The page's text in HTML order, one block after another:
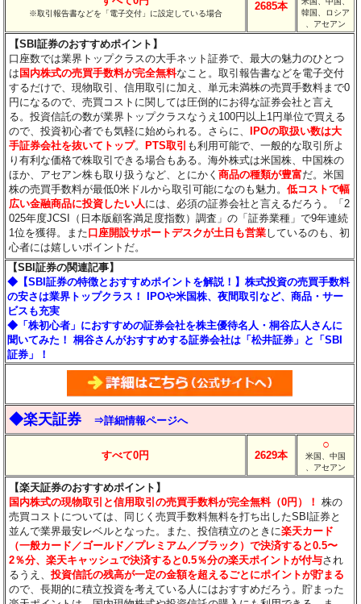
※取引報告書などを「電子交付」に設定している場合
2685本
韓国、ロシア
、アセアン
【SBI証券のおすすめポイント】
口座数では業界トップクラスの大手ネット証券で、最大の魅力のひとつ
は国内株式の売買手数料が完全無料なこと。取引報告書などを電子交付
するだけで、現物取引、信用取引に加え、単元未満株の売買手数料まで0
円になるので、売買コストに関しては圧倒的にお得な証券会社と言え
る。投資信託の数が業界トップクラスなうえ100円以上1円単位で買える
ので、投資初心者でも気軽に始められる。さらに、IPOの取扱い数は大
手証券会社を抜いてトップ。PTS取引 も利用可能で、一般的な取引所よ
り有利な価格で株取引できる場合もある。海外株式は米国株、中国株の
ほか、アセアン株も取り扱うなど、とにかく商品の種類が豊富だ。米国
株の売買手数料が最低0米ドルから取引可能になのも魅力。低コストで幅
広い金融商品に投資したい人 には、必須の証券会社と言えるだろう。「2
025年度JCSI（日本版顧客満足度指数）調査」の「証券業種」で9年連続
1位を獲得。また口座開設サポートデスクが土日も営業しているのも、初
心者には嬉しいポイントだ。
【SBI証券の関連記事】
◆【SBI証券の特徴とおすすめポイントを解説！】株式投資の売買手数料
の安さは業界トップクラス！ IPOや米国株、夜間取引など、商品・サー
ビスも充実
◆「株初心者」におすすめの証券会社を株主優待名人・桐谷広人さんに
聞いてみた！ 桐谷さんがおすすめする証券会社は「松井証券」と「SBI
証券」！
◆楽天証券 ⇒詳細情報ページへ
すべて0円 2629本
○
米国、中国
、アセアン
【楽天証券のおすすめポイント】
国内株式の現物取引と信用取引の売買手数料が完全無料（0円）！ 株の
売買コストについては、同じく売買手数料無料を打ち出したSBI証券と
並んで業界最安レベルとなった。また、投信積立のときに楽天カード
（一般カード／ゴールド／プレミアム／ブラック）で決済すると0.5〜
2％分、楽天キャッシュで決済すると0.5％分の楽天ポイントが付与され
るうえ、投資信託の残高が一定の金額を超えるごとにポイントが貯まる
ので、長期的に積立投資を考えている人にはおすすめだろう。貯まった